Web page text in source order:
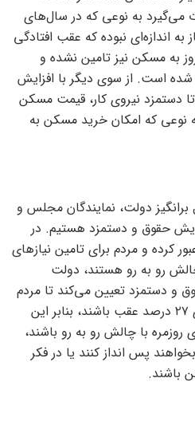
به نوعی که در سال‌های
اندازه‌ای نبوده که عقب افتادگی
به مسکن نیز تامین نشده و
است. از سوی دیگر با افزایش
دستمزد نیروی کار، قیمت مسکن
نوعی که امکان خرید مسکن به
دولت، نمایندگان مجلس و
حقوق و دستمزد هستیم. در
از ۵۰ درصد عبور کرده و مردم برای تامین نیاز‌های
چالش رو به رو هستند، دولت
حقوق و دستمزد تعیین می‌کند تا مردم
از تورم مورد تایید بانک مرکزی ۲۷ درصد عقب باشند، بنابر این
با چالش رو به رو باشند،
پس انداز کنند یا در فکر
باشند.